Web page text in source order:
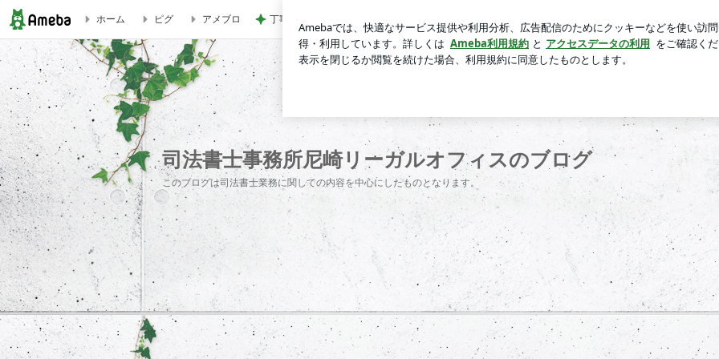
法定相続証明情報制度 | 司法書士事務所尼崎リーガルオフィスのブログ
ホーム ピグ アメブロ 丁寧な暮らしの自分なりの考え方 ロ
司法書士事務所尼崎リーガルオフィスのブログ
このブログは司法書士業務に関しての内容を中心にしたものとなります。